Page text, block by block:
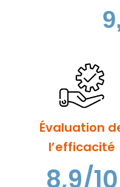
Évaluation
l’efficacité
8,9/10